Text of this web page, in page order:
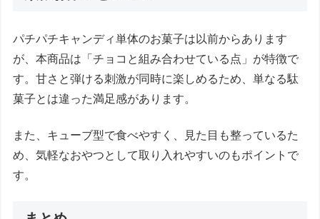
パチパチキャンディ単体のお菓子は以前からあります
が、本商品は「チョコと組み合わせている点」が特徴で
す。甘さと弾ける刺激が同時に楽しめるため、単なる駄
菓子とは違った満足感があります。
また、キューブ型で食べやすく、見た目も整っているた
め、気軽なおやつとして取り入れやすいのもポイントで
す。